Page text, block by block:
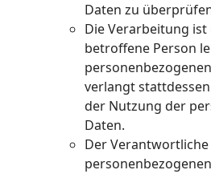
Daten zu
Die Verarbeitung
betroffene Person
verlangt
der Nutzung der
Daten.
Der